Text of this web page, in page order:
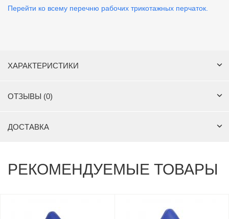
Перейти ко всему перечню рабочих трикотажных перчаток.
ХАРАКТЕРИСТИКИ
ОТЗЫВЫ (0)
ДОСТАВКА
РЕКОМЕНДУЕМЫЕ ТОВАРЫ